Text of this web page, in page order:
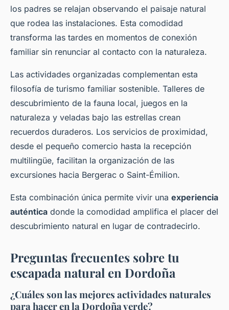
los padres se relajan observando el paisaje natural
que rodea las instalaciones. Esta comodidad
transforma las tardes en momentos de conexión
familiar sin renunciar al contacto con la naturaleza.
Las actividades organizadas complementan esta
filosofía de turismo familiar sostenible. Talleres de
descubrimiento de la fauna local, juegos en la
naturaleza y veladas bajo las estrellas crean
recuerdos duraderos. Los servicios de proximidad,
desde el pequeño comercio hasta la recepción
multilingüe, facilitan la organización de las
excursiones hacia Bergerac o Saint-Émilion.
Esta combinación única permite vivir una experiencia
auténtica donde la comodidad amplifica el placer del
descubrimiento natural en lugar de contradecirlo.
Preguntas frecuentes sobre tu
escapada natural en Dordoña
¿Cuáles son las mejores actividades naturales
para hacer en la Dordoña verde?